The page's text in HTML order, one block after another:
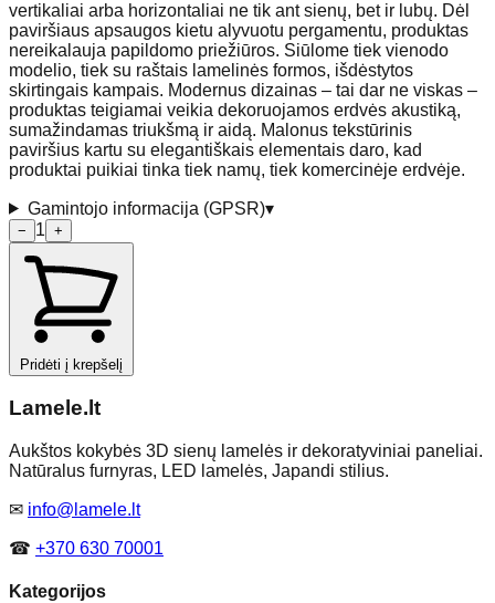
vertikaliai arba horizontaliai ne tik ant sienų, bet ir lubų. Dėl
paviršiaus apsaugos kietu alyvuotu pergamentu, produktas
nereikalauja papildomo priežiūros. Siūlome tiek vienodo
modelio, tiek su raštais lamelinės formos, išdėstytos
skirtingais kampais. Modernus dizainas – tai dar ne viskas –
produktas teigiamai veikia dekoruojamos erdvės akustiką,
sumažindamas triukšmą ir aidą. Malonus tekstūrinis
paviršius kartu su elegantiškais elementais daro, kad
produktai puikiai tinka tiek namų, tiek komercinėje erdvėje.
Gamintojo informacija (GPSR)▾
− 1 +
Pridėti į krepšelį
Lamele.lt
Aukštos kokybės 3D sienų lamelės ir dekoratyviniai paneliai.
Natūralus furnyras, LED lamelės, Japandi stilius.
✉ info@lamele.lt
☎ +370 630 70001
Kategorijos